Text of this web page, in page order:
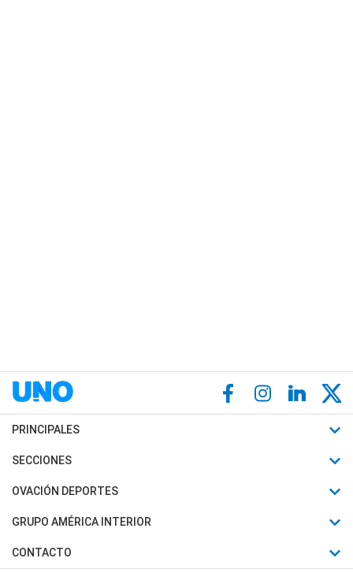
PRINCIPALES
Últimas Noticias
Política
Judiciales
SECCIONES
Horóscopo
Motores
Trucos caseros
OVACIÓN DEPORTES
Fútbol
Mundial
GRUPO AMÉRICA INTERIOR
Canal 7 en Vivo
CONTACTO